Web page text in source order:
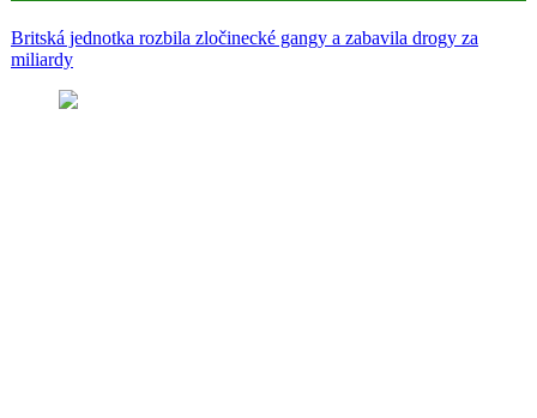
Britská jednotka rozbila zločinecké gangy a zabavila drogy za
miliardy